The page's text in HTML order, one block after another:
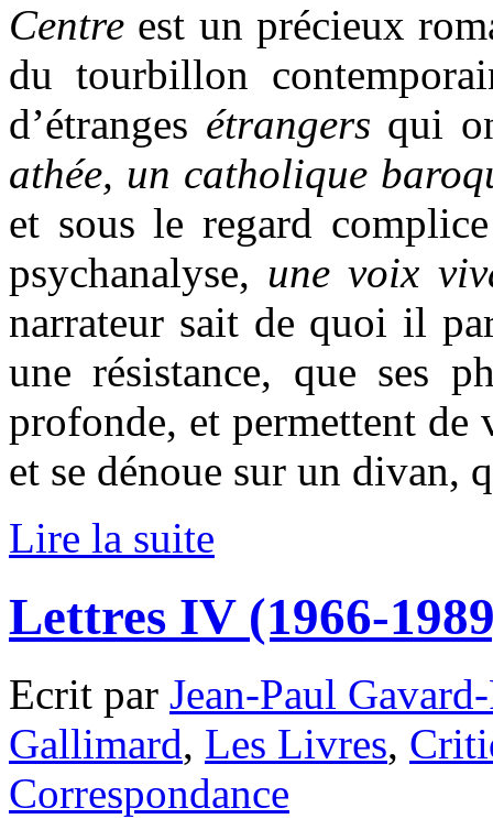
Centre est un précieux
du tourbillon
d’étranges étrangers qui
athée, un catholique
et sous le regard
psychanalyse, une voix
narrateur sait de quoi il
une résistance, que ses
profonde, et permettent de
et se dénoue sur un divan,
Lire la suite
Lettres IV (1966-
Ecrit par Jean-Paul
Gallimard, Les Livres,
Correspondance